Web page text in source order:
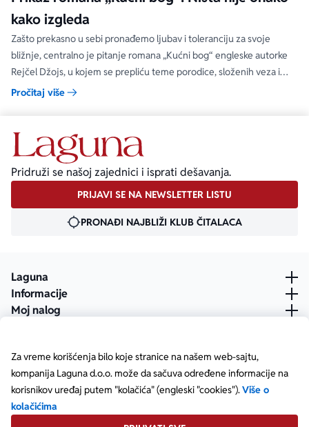
Za vreme korišćenja bilo koje stranice na našem web-sajtu,
kompanija Laguna d.o.o. može da sačuva određene informacije na
korisnikov uređaj putem "kolačića" (engleski "cookies").Više o
kolačićima
kako izgleda
Zašto prekasno u sebi pronađemo ljubav i toleranciju za svoje
bližnje, centralno je pitanje romana „Kućni bog“ engleske autorke
Rejčel Džojs, u kojem se prepliću teme porodice, složenih veza i
umetnosti.
Pročitaj više
Pridruži se našoj zajednici i isprati dešavanja.
PRIJAVI SE NA NEWSLETTER LISTU
PRONAĐI NAJBLIŽI KLUB ČITALACA
Laguna
Informacije
Moj nalog